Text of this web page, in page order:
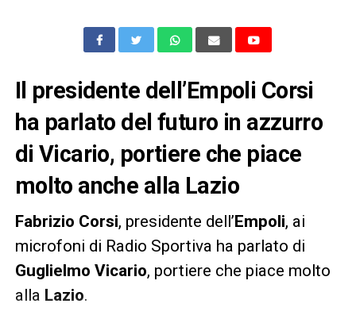
Il presidente dell’Empoli Corsi
ha parlato del futuro in azzurro
di Vicario, portiere che piace
molto anche alla Lazio
Fabrizio Corsi, presidente dell’Empoli, ai
microfoni di Radio Sportiva ha parlato di
Guglielmo Vicario, portiere che piace molto
alla Lazio.